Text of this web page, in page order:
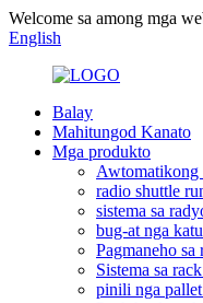
Welcome sa among mga
English
Balay
Mahitungod Kanato
Mga produkto
Awtomatikong
radio shuttle
sistema sa
bug-at nga
Pagmaneho sa
Sistema sa
pinili nga